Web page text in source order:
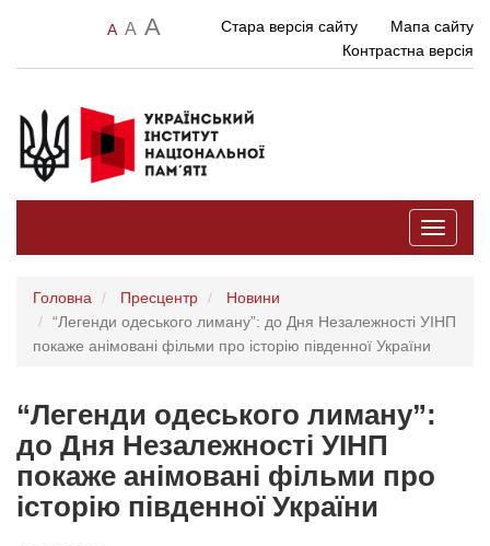
A A A Стара версія сайту
Мапа сайту
Контрастна версія
Toggle
Головна Пресцентр
Новини
“Легенди одеського лиману”: до Дня Незалежності УІНП
покаже анімовані фільми про історію південної України
“Легенди одеського лиману”:
до Дня Незалежності УІНП
покаже анімовані фільми про
історію південної України